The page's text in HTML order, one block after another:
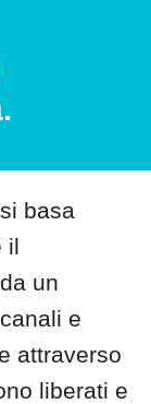
basa
il
un
e
attraverso
liberati e